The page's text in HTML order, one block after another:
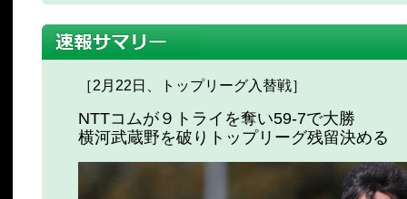
［2月22日、トップリーグ入替戦］
NTTコムが９トライを奪い59-7で大勝
横河武蔵野を破りトップリーグ残留決める